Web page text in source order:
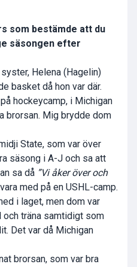
som bestämde att du
säsongen efter
Helena (Hagelin)
basket då hon var där.
hockeycamp, i Michigan
brorsan. Mig brydde dom
State, som var över
säsong i A-J och sa att
sa då ”Vi åker över och
med på en USHL-camp.
i laget, men dom var
och träna samtidigt som
Det var då Michigan
brorsan, som var bra